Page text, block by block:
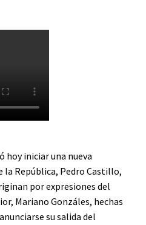
hoy iniciar una nueva
la República, Pedro Castillo,
por expresiones del
Mariano Gonzáles, hechas
su salida del